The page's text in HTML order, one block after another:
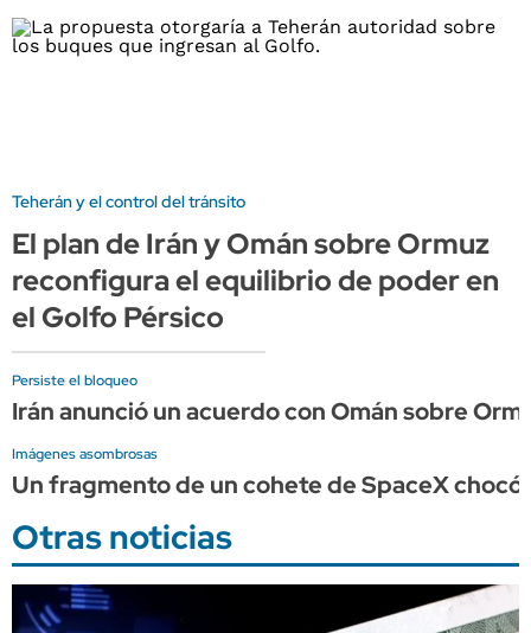
Teherán y el control del tránsito
El plan de Irán y Omán sobre Ormuz
reconfigura el equilibrio de poder en
el Golfo Pérsico
Persiste el bloqueo
Irán anunció un acuerdo con Omán sobre
Imágenes asombrosas
Un fragmento de un cohete de SpaceX
Otras noticias